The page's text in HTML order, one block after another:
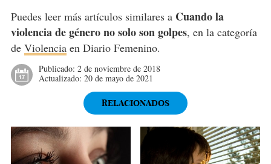
Puedes leer más artículos similares a Cuando la
violencia de género no solo son golpes, en la categoría
de Violenciaen Diario Femenino.
Publicado: 2 de noviembre de 2018
Actualizado: 20 de mayo de 2021
RELACIONADOS